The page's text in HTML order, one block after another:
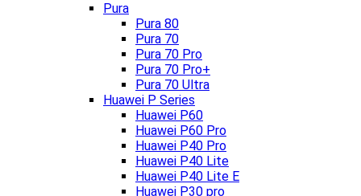
Pura
Pura 80
Pura 70
Pura 70 Pro
Pura 70 Pro+
Pura 70 Ultra
Huawei P Series
Huawei P60
Huawei P60 Pro
Huawei P40 Pro
Huawei P40 Lite
Huawei P40 Lite E
Huawei P30 pro